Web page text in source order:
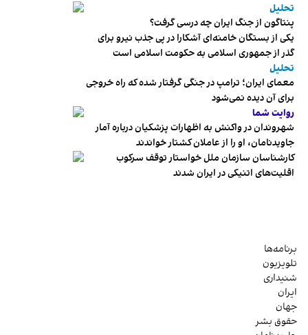
تحلیل
پنتاگون از جنگ ایران چه درسی گرفت؟
یکی از بستگان خامنه‌ای آشکارا در پی جذب نیرو برای
گذر از جمهوری اسلامی به حکومت اسلامی است
تحلیل
معمای ایران؛ ترامپ در جنگی گرفتار شده که راه خروجی
برای آن دیده نمی‌شود
روایت شما
شهروندان در واکنش به اظهارات پزشکیان درباره آمار
جاویدنامان، او را از عاملان کشتار خواندند
کارشناسان سازمان ملل خواستار توقف سرکوب
اقلیت‌های اتنیکی در ایران شدند
برنامه‌ها
تلویزیون
شنیداری
ایران
جهان
حقوق بشر